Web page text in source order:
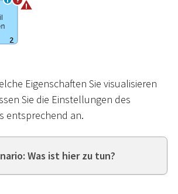
Eigenschaften Sie visualisieren
Sie die Einstellungen des
entsprechend an.
Was ist hier zu tun?